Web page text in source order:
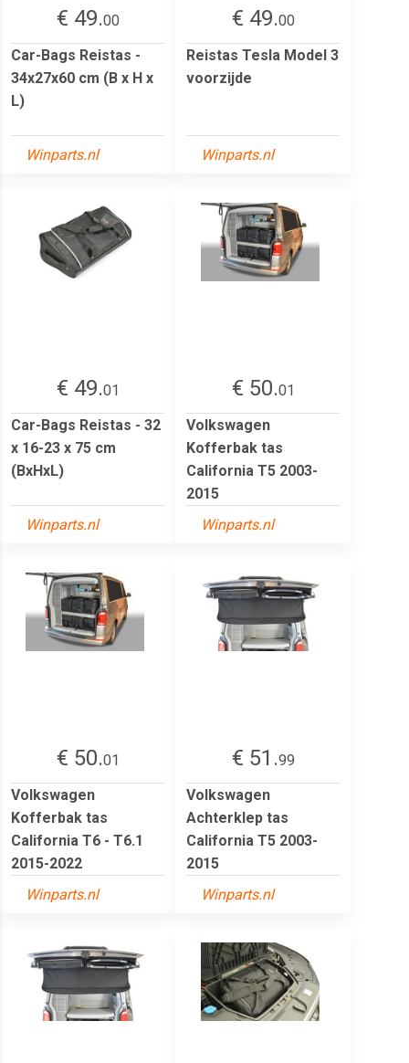
€ 49.00
Car-Bags Reistas -
34x27x60 cm (B x H x
L)
Winparts.nl
€ 49.00
Reistas Tesla Model 3
voorzijde
Winparts.nl
€ 49.01
Car-Bags Reistas - 32
x 16-23 x 75 cm
(BxHxL)
Winparts.nl
€ 50.01
Volkswagen
Kofferbak tas
California T5 2003-
2015
Winparts.nl
€ 50.01
Volkswagen
Kofferbak tas
California T6 - T6.1
2015-2022
Winparts.nl
€ 51.99
Volkswagen
Achterklep tas
California T5 2003-
2015
Winparts.nl